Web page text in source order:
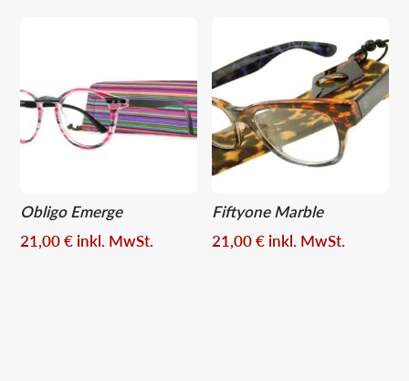
Obligo Emerge
21,00€ inkl. MwSt.
Fiftyone Marble
21,00€ inkl. MwSt.